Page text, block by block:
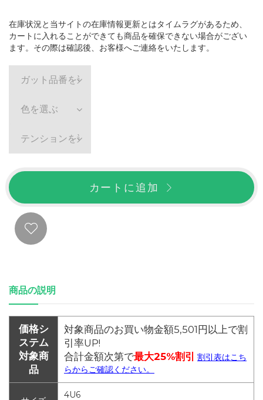
在庫状況と当サイトの在庫情報更新とはタイムラグがあるため、
カートに入れることができても商品を確保できない場合がござい
ます。その際は確認後、お客様へご連絡をいたします。
ガット品番を選ぶ
色を選ぶ
テンションを選ぶ
カートに追加
商品の説明
価格シ
ステム
対象商
品
対象商品のお買い物金額5,501円以上で割
引率UP!
合計金額次第で最大25%割引
割引表はこち
らからご確認ください。
4U6